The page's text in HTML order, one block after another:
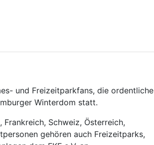
und Freizeitparkfans, die ordentliche
Winterdom statt.
Schweiz, Österreich,
gehören auch Freizeitparks,